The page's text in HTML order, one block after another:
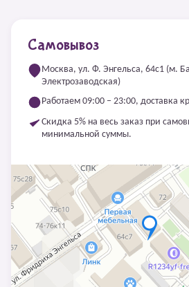
Самовывоз
Москва, ул. Ф. Энгельса, 64с1 (м.
Электрозаводская)
Работаем 09:00 – 23:00, доставка
Скидка 5% на весь заказ при
минимальной суммы.